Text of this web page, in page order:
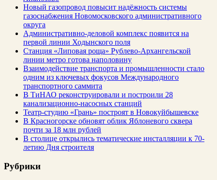
Новый газопровод повысит надёжность системы
газоснабжения Новомосковского административного
округа
Административно-деловой комплекс появится на
первой линии Ходынского поля
Станция «Липовая роща» Рублево-Архангельской
линии метро готова наполовину
Взаимодействие транспорта и промышленности стало
одним из ключевых фокусов Международного
транспортного саммита
В ТиНАО реконструировали и построили 28
канализационно-насосных станций
Театр-студию «Грань» построят в Новокуйбышевске
В Красногорске обновят облик Яблоневого сквера
почти за 18 млн рублей
В столице открылись тематические инсталляции к 70-
летию Дня строителя
Рубрики